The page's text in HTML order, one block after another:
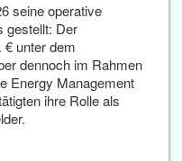
seine operative
gestellt: Der
unter dem
dennoch im Rahmen
Energy Management
ihre Rolle als